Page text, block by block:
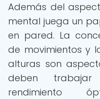
Además del
mental juega un
en pared. La
de movimientos y
alturas son
deben
rendimiento